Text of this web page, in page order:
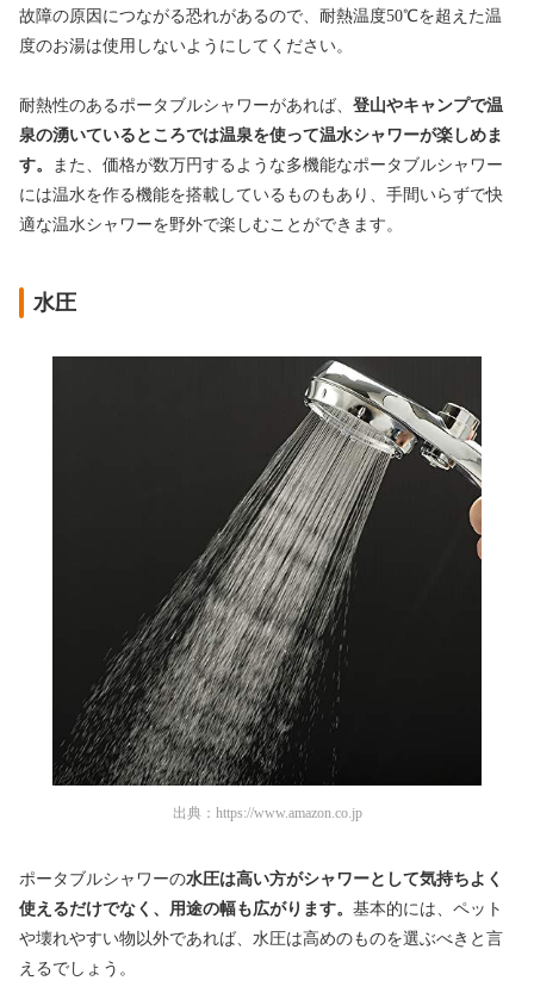
故障の原因につながる恐れがあるので、耐熱温度50℃を超えた温
度のお湯は使用しないようにしてください。
耐熱性のあるポータブルシャワーがあれば、 登山やキャンプで温
泉の湧いているところでは温泉を使って温水シャワーが楽しめま
す。
また、価格が数万円するような多機能なポータブルシャワー
には温水を作る機能を搭載しているものもあり、手間いらずで快
適な温水シャワーを野外で楽しむことができます。
水圧
出典： https://www.amazon.co.jp
ポータブルシャワーの水圧は高い方がシャワーとして気持ちよく
使えるだけでなく、用途の幅も広がります。 基本的には、ペット
や壊れやすい物以外であれば、水圧は高めのものを選ぶべきと言
えるでしょう。